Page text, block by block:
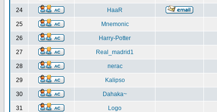
24 HaaR
25 Mnemonic
26 Harry-Potter
27 Real_madrid1
28 пегас
29 Kalipso
30 Dahaka~
31 Logo